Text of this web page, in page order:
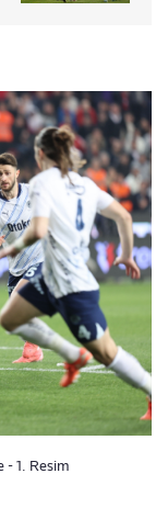
- 1. Resim